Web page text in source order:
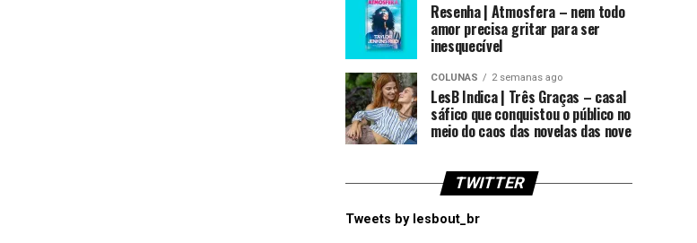
Resenha | Atmosfera – nem todo
amor precisa gritar para ser
inesquecível
COLUNAS 2 semanas ago
LesB Indica | Três Graças – casal
sáfico que conquistou o público no
meio do caos das novelas das nove
TWITTER
Tweets by lesbout_br